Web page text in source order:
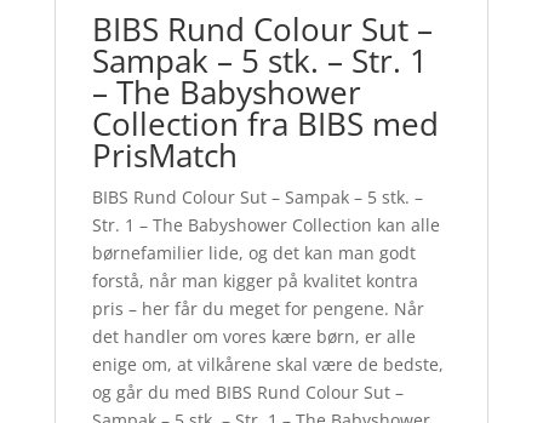
BIBS Rund Colour Sut –
Sampak – 5 stk. – Str. 1
– The Babyshower
Collection fra BIBS med
PrisMatch
BIBS Rund Colour Sut – Sampak – 5 stk. –
Str. 1 – The Babyshower Collection kan alle
børnefamilier lide, og det kan man godt
forstå, når man kigger på kvalitet kontra
pris – her får du meget for pengene. Når
det handler om vores kære børn, er alle
enige om, at vilkårene skal være de bedste,
og går du med BIBS Rund Colour Sut –